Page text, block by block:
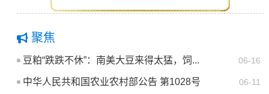
聚焦
06-16
豆粕“跌跌不休”：南美大豆来得太猛，饲...
06-11
中华人民共和国农业农村部公告 第1028号